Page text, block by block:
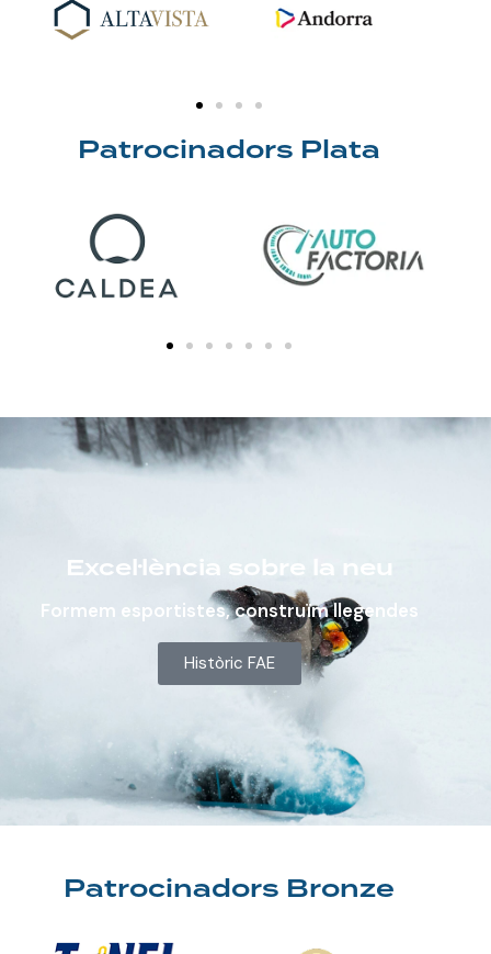
Patrocinadors Plata
Excel·lència sobre la neu
Formem esportistes, construïm llegendes
Històric FAE
Patrocinadors Bronze